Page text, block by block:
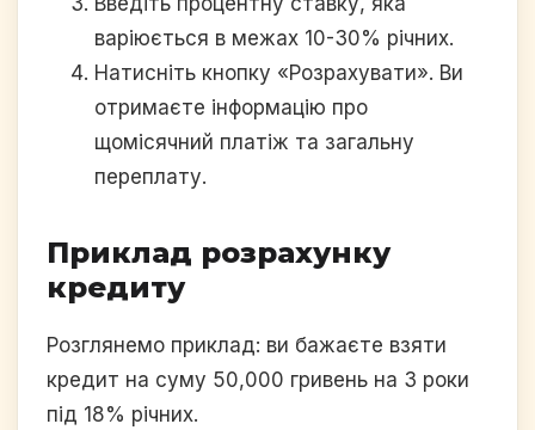
варіюється в межах 10-30% річних.
Натисніть кнопку «Розрахувати». Ви
отримаєте інформацію про
щомісячний платіж та загальну
переплату.
Приклад розрахунку
кредиту
Розглянемо приклад: ви бажаєте взяти
кредит на суму 50,000 гривень на 3 роки
під 18% річних.